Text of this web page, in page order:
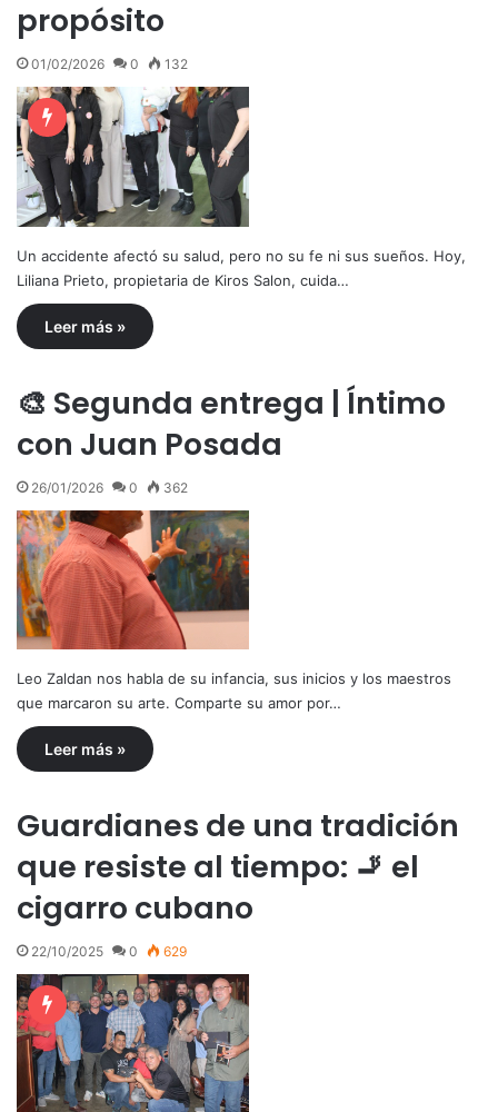
propósito
01/02/2026 0 132
Un accidente afectó su salud, pero no su fe ni sus sueños. Hoy,
Liliana Prieto, propietaria de Kiros Salon, cuida…
Leer más »
🎨 Segunda entrega | Íntimo
con Juan Posada
26/01/2026 0 362
Leo Zaldan nos habla de su infancia, sus inicios y los maestros
que marcaron su arte. Comparte su amor por…
Leer más »
Guardianes de una tradición
que resiste al tiempo: 🚬 el
cigarro cubano
22/10/2025 0 629